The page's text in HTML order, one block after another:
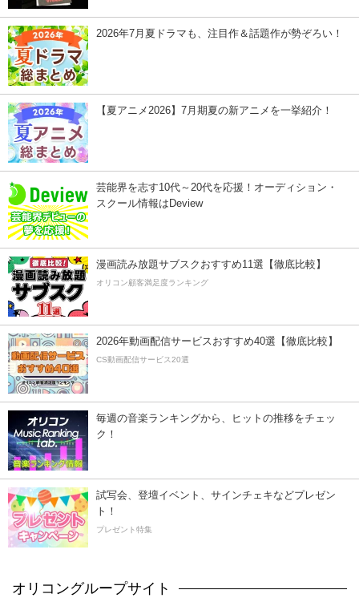
2026年7月夏ドラマも、注目作＆話題作が勢ぞろい！
【夏アニメ2026】7月期夏の新アニメを一挙紹介！
芸能界を志す10代～20代を応援！オーディション・
スクール情報はDeview
漫画読み放題サブスクおすすめ11選【徹底比較】
オリコン顧客満足度ランキング
2026年動画配信サービスおすすめ40選【徹底比較】
CS動画配信サービス20選
毎週の音楽ランキングから、ヒットの推移をチェッ
ク！
試写会、登壇イベント、サインチェキなどプレゼン
ト！
プレゼント特集
オリコングループサイト